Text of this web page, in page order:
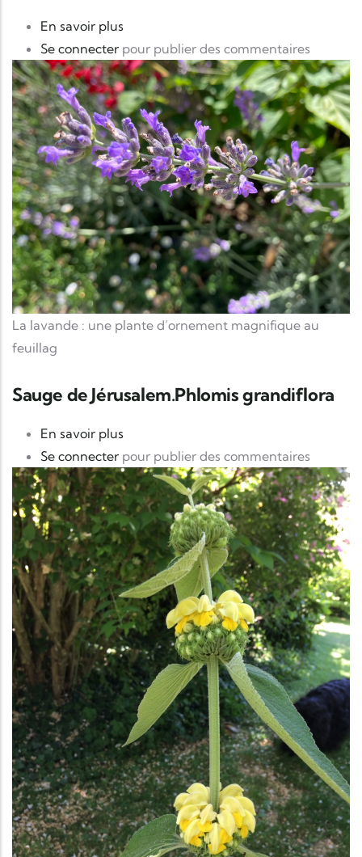
En savoir plus
Se connecter pour publier des commentaires
La lavande : une plante d’ornement magnifique au
feuillag
Sauge de Jérusalem.Phlomis grandiflora
En savoir plus
Se connecter pour publier des commentaires